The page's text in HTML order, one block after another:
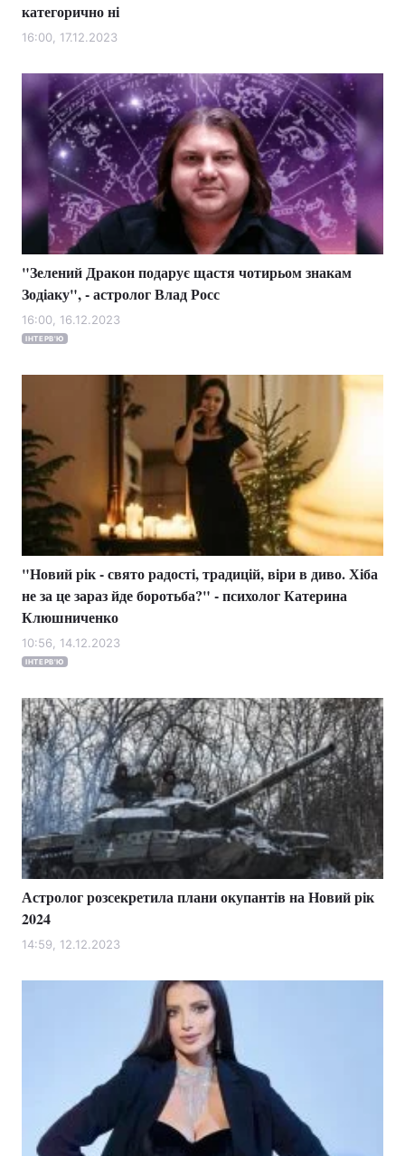
категорично ні
16:00, 17.12.2023
"Зелений Дракон подарує щастя чотирьом знакам
Зодіаку", - астролог Влад Росс
16:00, 16.12.2023
ІНТЕРВ'Ю
"Новий рік - свято радості, традицій, віри в диво. Хіба
не за це зараз йде боротьба?" - психолог Катерина
Клюшниченко
10:56, 14.12.2023
ІНТЕРВ'Ю
Астролог розсекретила плани окупантів на Новий рік
2024
14:59, 12.12.2023